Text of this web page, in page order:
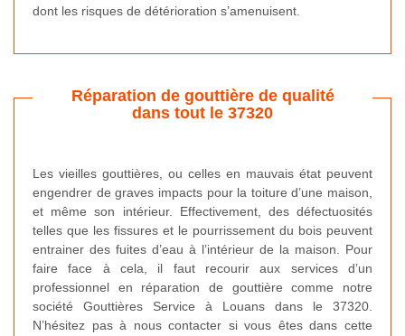
dont les risques de détérioration s’amenuisent.
Réparation de gouttière de qualité
dans tout le 37320
Les vieilles gouttières, ou celles en mauvais état peuvent
engendrer de graves impacts pour la toiture d’une maison,
et même son intérieur. Effectivement, des défectuosités
telles que les fissures et le pourrissement du bois peuvent
entrainer des fuites d’eau à l’intérieur de la maison. Pour
faire face à cela, il faut recourir aux services d’un
professionnel en réparation de gouttière comme notre
société Gouttières Service à Louans dans le 37320.
N’hésitez pas à nous contacter si vous êtes dans cette